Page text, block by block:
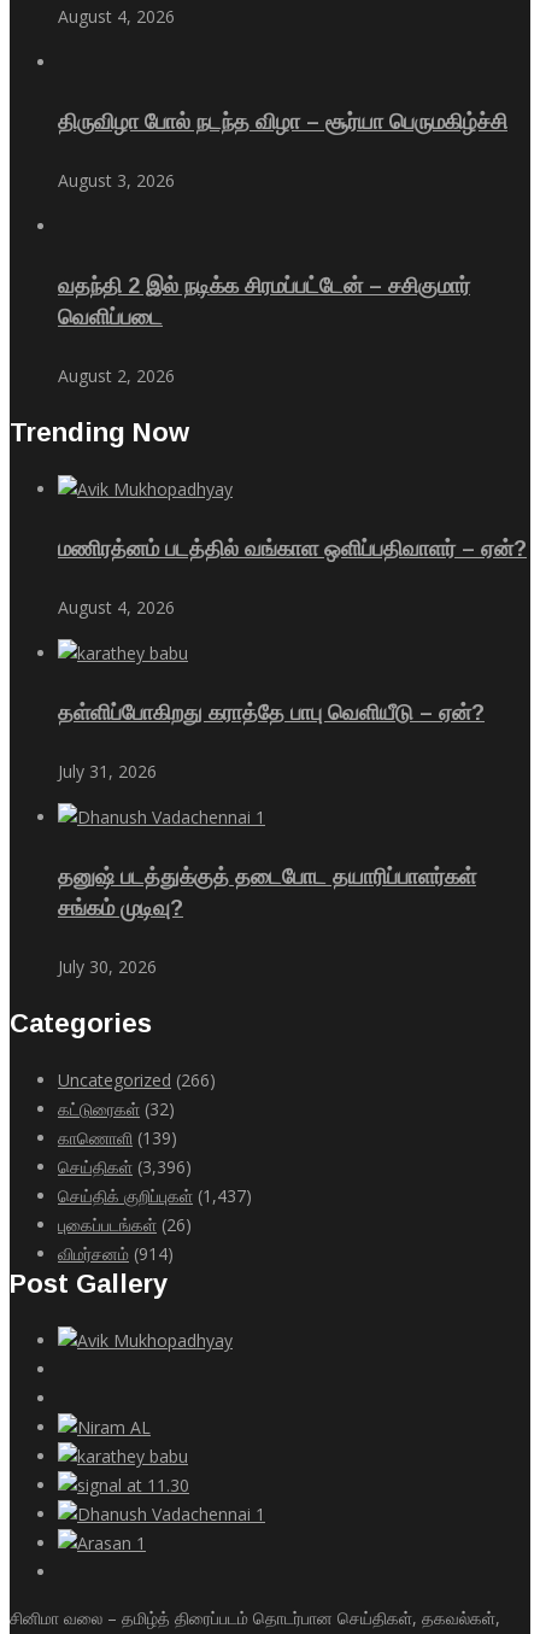
August 4, 2026
திருவிழா போல் நடந்த விழா – சூர்யா பெருமகிழ்ச்சி
August 3, 2026
வதந்தி 2 இல் நடிக்க சிரமப்பட்டேன் – சசிகுமார்
வெளிப்படை
August 2, 2026
Trending Now
மணிரத்னம் படத்தில் வங்காள ஒளிப்பதிவாளர் – ஏன்?
August 4, 2026
தள்ளிப்போகிறது கராத்தே பாபு வெளியீடு – ஏன்?
July 31, 2026
தனுஷ் படத்துக்குத் தடைபோட தயாரிப்பாளர்கள்
சங்கம் முடிவு?
July 30, 2026
Categories
Uncategorized (266)
கட்டுரைகள் (32)
காணொளி (139)
செய்திகள் (3,396)
செய்திக் குறிப்புகள் (1,437)
புகைப்படங்கள் (26)
விமர்சனம் (914)
Post Gallery
சினிமா வலை – தமிழ்த் திரைப்படம் தொடர்பான செய்திகள், தகவல்கள்,